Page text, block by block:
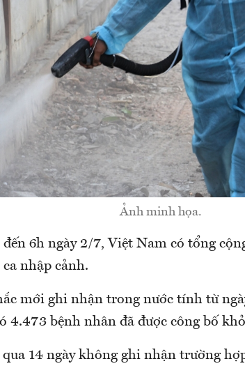
Ảnh minh họa.
6h ngày 2/7, Việt Nam có tổng
ca nhập cảnh.
mới ghi nhận trong nước tính từ
4.473 bệnh nhân đã được công bố
14 ngày không ghi nhận trường